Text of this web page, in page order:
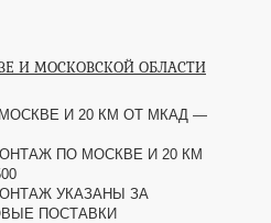
И МОСКОВСКОЙ ОБЛАСТИ
И 20 КМ ОТ МКАД —
ПО МОСКВЕ И 20 КМ
УКАЗАНЫ ЗА
ПОСТАВКИ